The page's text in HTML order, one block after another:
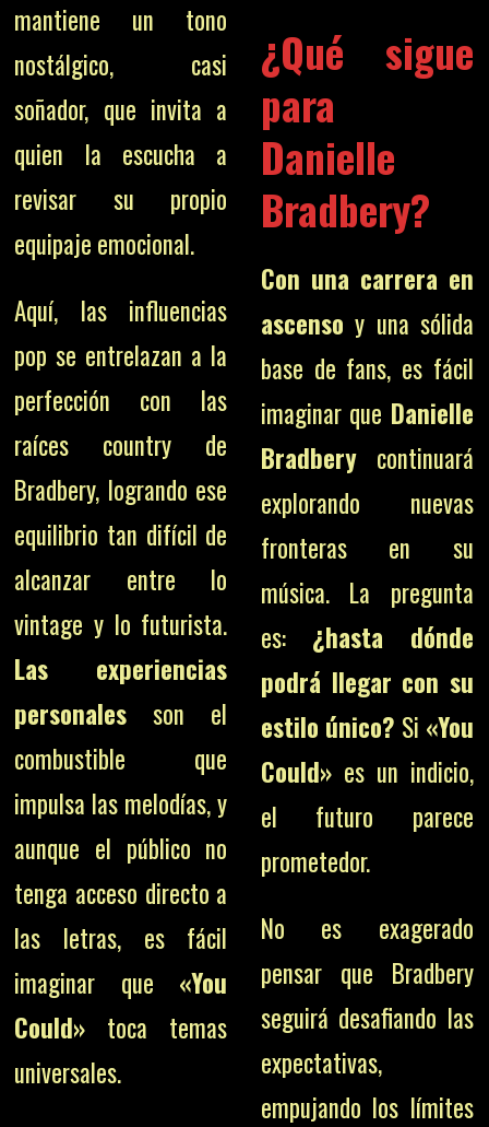
mantiene un tono
nostálgico, casi
soñador, que invita a
quien la escucha a
revisar su propio
equipaje emocional.
Aquí, las influencias
pop se entrelazan a la
perfección con las
raíces country de
Bradbery, logrando ese
equilibrio tan difícil de
alcanzar entre lo
vintage y lo futurista.
Las experiencias
personales son el
combustible que
impulsa las melodías, y
aunque el público no
tenga acceso directo a
las letras, es fácil
imaginar que «You
Could» toca temas
universales.
¿Qué sigue
para
Danielle
Bradbery?
Con una carrera en
ascenso y una sólida
base de fans, es fácil
imaginar que Danielle
Bradberycontinuará
explorando nuevas
fronteras en su
música. La pregunta
es: ¿hasta dónde
podrá llegar con su
estilo único? Si «You
Could»es un indicio,
el futuro parece
prometedor.
No es exagerado
pensar que Bradbery
seguirá desafiando las
expectativas,
empujando los límites